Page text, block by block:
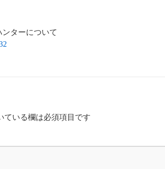
ンターについて
ている欄は必須項目です